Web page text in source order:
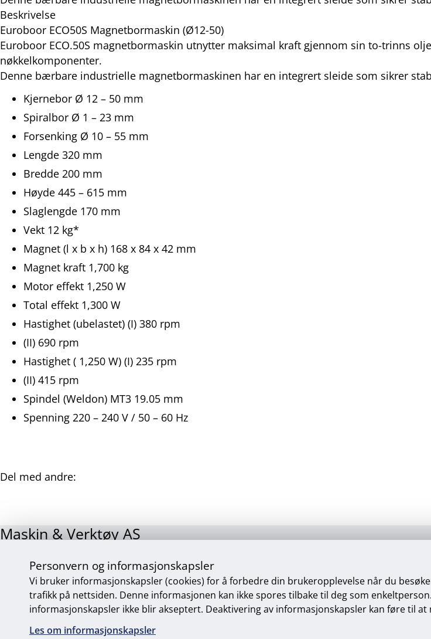
Personvern og informasjonskapsler
Vi bruker informasjonskapsler (cookies) for å forbedre din brukeropplevelse når du
trafikk på nettsiden. Denne informasjonen kan ikke spores tilbake til deg som
informasjonskapsler ikke blir akseptert. Deaktivering av informasjonskapsler kan føre til
Les om informasjonskapsler
Beskrivelse
Euroboor ECO50S Magnetbormaskin (Ø12-50)
Euroboor ECO.50S magnetbormaskin utnytter maksimal kraft gjennom sin to-trinns
nøkkelkomponenter.
Denne bærbare industrielle magnetbormaskinen har en integrert sleide som sikrer
Kjernebor Ø 12 – 50 mm
Spiralbor Ø 1 – 23 mm
Forsenking Ø 10 – 55 mm
Lengde 320 mm
Bredde 200 mm
Høyde 445 – 615 mm
Slaglengde 170 mm
Vekt 12 kg*
Magnet (l x b x h) 168 x 84 x 42 mm
Magnet kraft 1,700 kg
Motor effekt 1,250 W
Total effekt 1,300 W
Hastighet (ubelastet) (I) 380 rpm
(II) 690 rpm
Hastighet ( 1,250 W) (I) 235 rpm
(II) 415 rpm
Spindel (Weldon) MT3 19.05 mm
Spenning 220 – 240 V / 50 – 60 Hz
Del med andre:
post
Maskin & Verktøy AS
Sosiale
medier
Personvern og informasjonskapsler